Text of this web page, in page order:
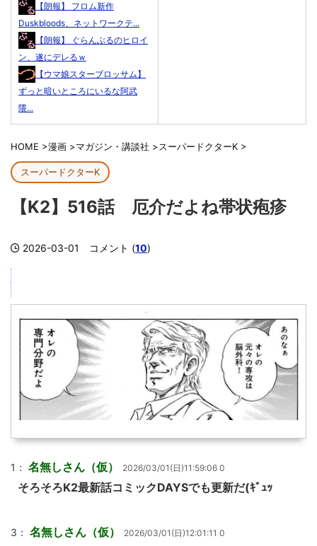
【朗報】 フロム新作
Duskbloods、ネットワークテ...
【朗報】 ぐらんぶるのヒロイ
ン、遂にデレるｗ
【ウマ娘スターブロッサム】
ずっと暗いところにいるな阿武
隈...
HOME >漫画 >マガジン・講談社 >スーパードクターK >
スーパードクターK
【K2】516話 厄介だよね帯状疱疹
2026-03-01 コメント (10)
1： 名無しさん（仮） 2026/03/01(日)11:59:06 0
そろそろK2最新話コミックDAYSでも更新だ(ｷﾞｭｯ
3： 名無しさん（仮） 2026/03/01(日)12:01:11 0